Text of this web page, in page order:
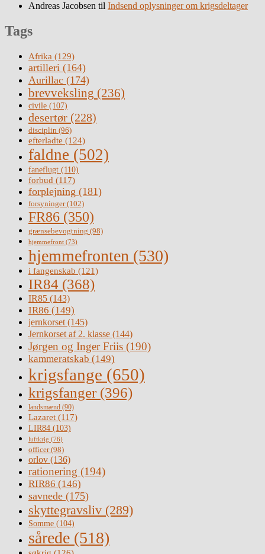
Andreas Jacobsen til Indsend oplysninger om krigsdeltager
Tags
Afrika (129)
artilleri (164)
Aurillac (174)
brevveksling (236)
civile (107)
desertør (228)
disciplin (96)
efterladte (124)
faldne (502)
faneflugt (110)
forbud (117)
forplejning (181)
forsyninger(102)
FR86 (350)
grænsebevogtning (98)
hjemmefront (73)
hjemmefronten (530)
i fangenskab (121)
IR84 (368)
IR85 (143)
IR86 (149)
jernkorset(145)
Jernkorset af 2. klasse (144)
Jørgen og Inger Friis (190)
kammeratskab (149)
krigsfange (650)
krigsfanger (396)
landsmænd (90)
Lazaret (117)
LIR84 (103)
luftkrig (76)
officer(98)
orlov (136)
rationering (194)
RIR86 (146)
savnede (175)
skyttegravsliv (289)
Somme (104)
sårede (518)